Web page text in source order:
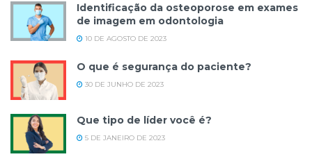
Identificação da osteoporose em exames
de imagem em odontologia
10 DE AGOSTO DE 2023
O que é segurança do paciente?
30 DE JUNHO DE 2023
Que tipo de líder você é?
5 DE JANEIRO DE 2023